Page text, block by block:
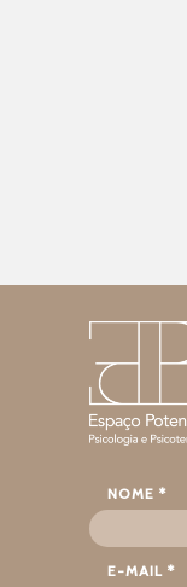
NOME *
E-MAIL *